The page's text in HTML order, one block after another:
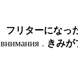
フリターになっ
. きみ